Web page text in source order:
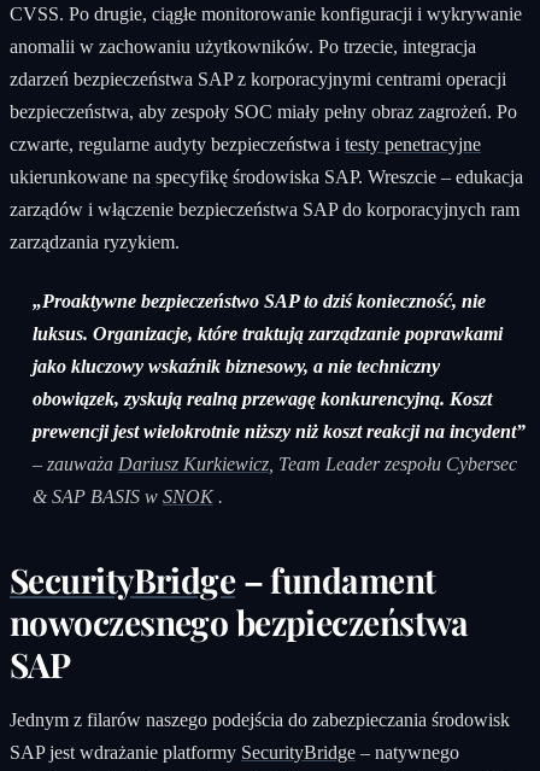
CVSS. Po drugie, ciągłe monitorowanie konfiguracji i wykrywanie
anomalii w zachowaniu użytkowników. Po trzecie, integracja
zdarzeń bezpieczeństwa SAP z korporacyjnymi centrami operacji
bezpieczeństwa, aby zespoły SOC miały pełny obraz zagrożeń. Po
czwarte, regularne audyty bezpieczeństwa i testy penetracyjne
ukierunkowane na specyfikę środowiska SAP. Wreszcie – edukacja
zarządów i włączenie bezpieczeństwa SAP do korporacyjnych ram
zarządzania ryzykiem.
„Proaktywne bezpieczeństwo SAP to dziś konieczność, nie
luksus. Organizacje, które traktują zarządzanie poprawkami
jako kluczowy wskaźnik biznesowy, a nie techniczny
obowiązek, zyskują realną przewagę konkurencyjną. Koszt
prewencji jest wielokrotnie niższy niż koszt reakcji na incydent”
– zauważa Dariusz Kurkiewicz, Team Leader zespołu Cybersec
& SAP BASIS w SNOK.
SecurityBridge– fundament
nowoczesnego bezpieczeństwa
SAP
Jednym z filarów naszego podejścia do zabezpieczania środowisk
SAP jest wdrażanie platformy SecurityBridge – natywnego